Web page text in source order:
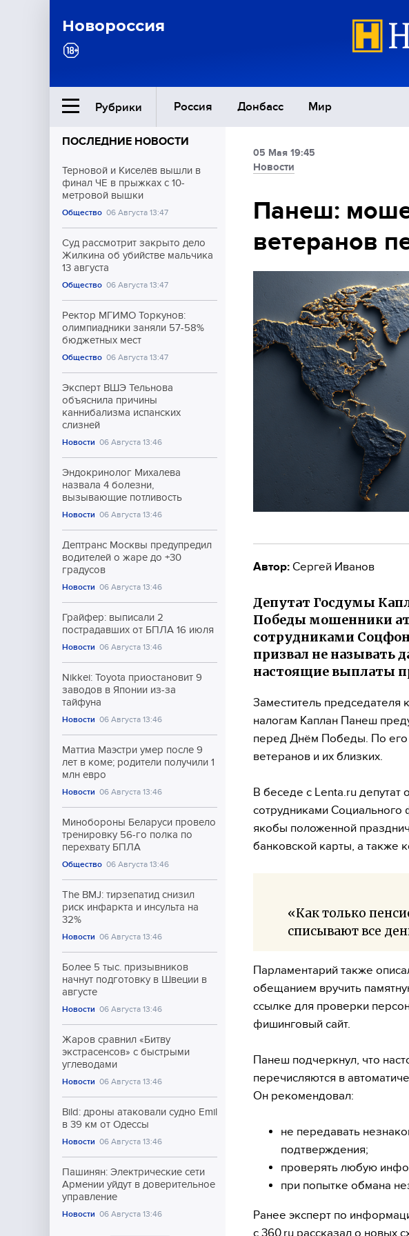
Новороссия
Рубрики Россия Донбасс Мир
Ближний Восток
Общество
Культура
Спорт
ПОСЛЕДНИЕ НОВОСТИ
Терновой и Киселёв вышли в
финал ЧЕ в прыжках с 10-
метровой вышки
Общество 06 Августа 13:47
Суд рассмотрит закрыто дело
Жилкина об убийстве мальчика
13 августа
Общество 06 Августа 13:47
Ректор МГИМО Торкунов:
олимпиадники заняли 57-58%
бюджетных мест
Общество 06 Августа 13:47
Эксперт ВШЭ Тельнова
объяснила причины
каннибализма испанских
слизней
Новости 06 Августа 13:46
Эндокринолог Михалева
назвала 4 болезни,
вызывающие потливость
Новости 06 Августа 13:46
Дептранс Москвы предупредил
водителей о жаре до +30
градусов
Новости 06 Августа 13:46
Грайфер: выписали 2
пострадавших от БПЛА 16 июля
Новости 06 Августа 13:46
Nikkei: Toyota приостановит 9
заводов в Японии из-за
тайфуна
Новости 06 Августа 13:46
Маттиа Маэстри умер после 9
лет в коме; родители получили 1
млн евро
Новости 06 Августа 13:46
Минобороны Беларуси провело
тренировку 56-го полка по
перехвату БПЛА
Общество 06 Августа 13:46
The BMJ: тирзепатид снизил
риск инфаркта и инсульта на
32%
Новости 06 Августа 13:46
Более 5 тыс. призывников
начнут подготовку в Швеции в
августе
Новости 06 Августа 13:46
Жаров сравнил «Битву
экстрасенсов» с быстрыми
углеводами
Новости 06 Августа 13:46
Bild: дроны атаковали судно Emil
в 39 км от Одессы
Новости 06 Августа 13:46
Пашинян: Электрические сети
Армении уйдут в доверительное
управление
Новости 06 Августа 13:46
05 Мая 19:45
Новости
Панеш:
ветеранов
Автор: Сергей Иванов
Депутат Госдумы
Победы мошенники
сотрудниками
призвал не называть
настоящие выплаты
Заместитель председателя
налогам Каплан Панеш
перед Днём Победы. По
ветеранов и их близких.
В беседе с Lenta.ru депутат
сотрудниками
якобы положенной
банковской карты, а также
«Как только
списывают все
Парламентарий также
обещанием вручить
ссылке для проверки
фишинговый сайт.
Панеш подчеркнул, что
перечисляются в
Он рекомендовал:
не передавать
подтверждения;
проверять любую
при попытке обмана
Ранее эксперт по
с 360.ru рассказал о новых